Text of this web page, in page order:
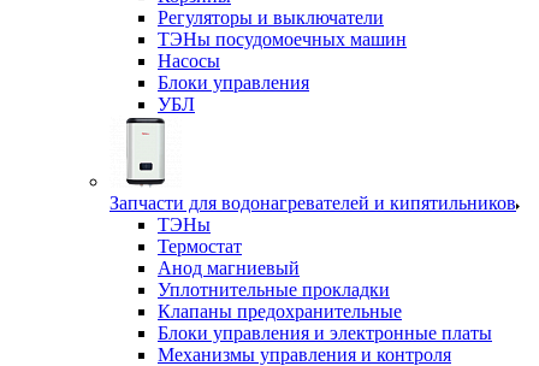
Регуляторы и выключатели
ТЭНы посудомоечных машин
Насосы
Блоки управления
УБЛ
Запчасти для водонагревателей и кипятильников
ТЭНы
Термостат
Анод магниевый
Уплотнительные прокладки
Клапаны предохранительные
Блоки управления и электронные платы
Механизмы управления и контроля